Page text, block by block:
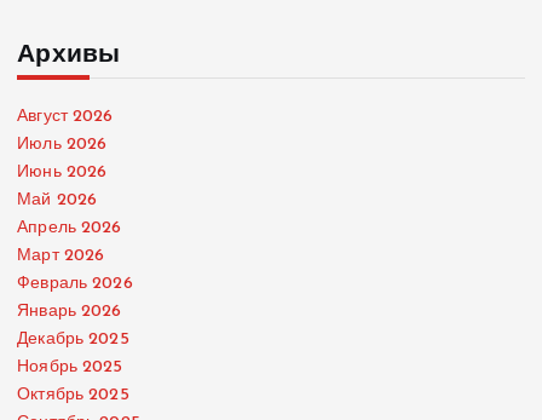
Архивы
Август 2026
Июль 2026
Июнь 2026
Май 2026
Апрель 2026
Март 2026
Февраль 2026
Январь 2026
Декабрь 2025
Ноябрь 2025
Октябрь 2025